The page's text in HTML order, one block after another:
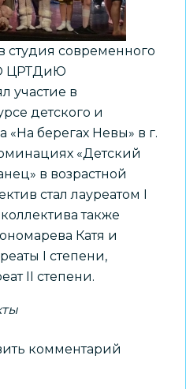
студия современного
ЦРТДиЮ
участие в
детского и
«На берегах Невы» в г.
«Детский
в возрастной
стал лауреатом I
также
Катя и
I степени,
II степени.
комментарий